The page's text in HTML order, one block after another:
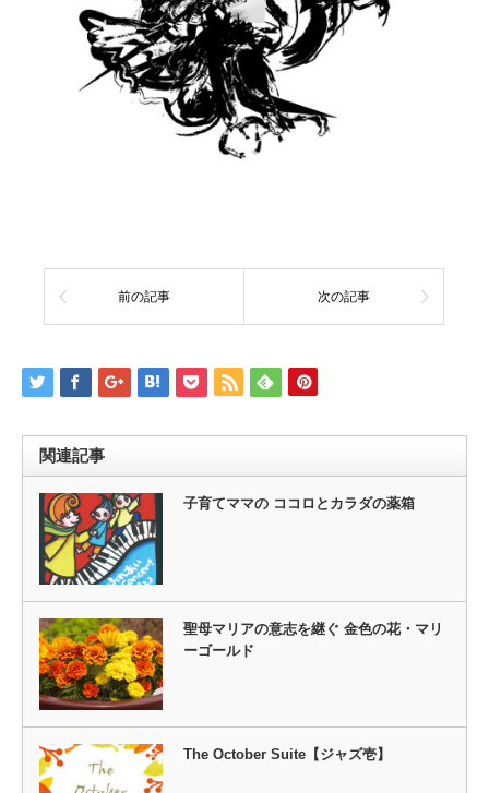
前の記事 次の記事
関連記事
子育てママの ココロとカラダの薬箱
聖母マリアの意志を継ぐ 金色の花・マリ
ーゴールド
The October Suite【ジャズ壱】